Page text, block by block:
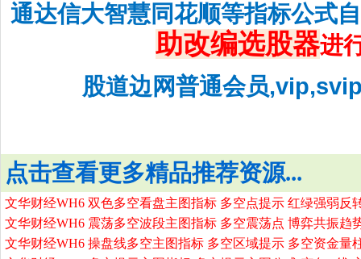
通达信大智慧同花顺等指标公式
助改编选股器进
股道边网普通会员
点击查看更多精品推荐资源...
文华财经WH6 双色多空看盘主图指标 多空点提示 红绿强弱反
文华财经WH6 震荡多空波段主图指标 多空震荡点 博弈共振趋
文华财经WH6 操盘线多空主图指标 多空区域提示 多空资金量